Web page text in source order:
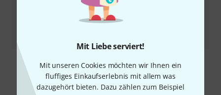
Mit Liebe serviert!
Mit unseren Cookies möchten wir Ihnen ein
fluffiges Einkaufserlebnis mit allem was
dazugehört bieten. Dazu zählen zum Beispiel
Kombination dieser Bauteile sorgt für einen offenen,
sensibel reagierenden Klang, der Nuancen im Spiel